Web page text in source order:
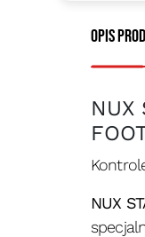
Opis
NUX
NUX